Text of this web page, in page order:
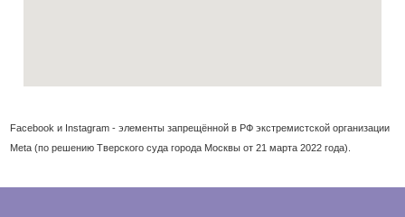
Facebook и Instagram - элементы запрещённой в РФ экстремистской организации
Meta (по решению Тверского суда города Москвы от 21 марта 2022 года).